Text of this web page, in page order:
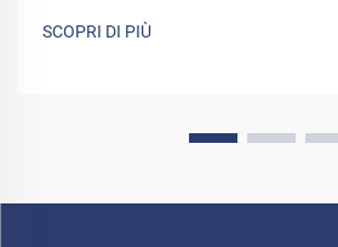
SCOPRI DI PIÙ